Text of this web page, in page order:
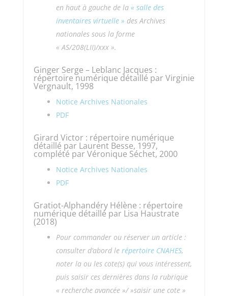
en haut à gauche de la « salle des
inventaires virtuelle » des Archives
nationales sous la forme
« AS/208(LII)/xxx ».
Ginger Serge – Leblanc Jacques :
répertoire numérique détaillé par Virginie
Vergnault, 1998
Notice Archives Nationales
PDF
Girard Victor : répertoire numérique
détaillé par Laurent Besse, 1997,
complété par Véronique Séchet, 2000
Notice Archives Nationales
PDF
Gratiot-Alphandéry Hélène : répertoire
numérique détaillé par Lisa Haustrate
(2018)
Pour commander ou réserver un article :
consulter d’abord le répertoire CNAHES,
noter la ou les cote(s) qui vous intéressent,
puis saisir ces dernières dans la rubrique
« recherche avancée »/ »saisir une cote »